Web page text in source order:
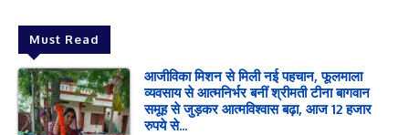
Must Read
आजीविका मिशन से मिली नई पहचान, फूलमाला
व्यवसाय से आत्मनिर्भर बनीं श्रीमती टीना बागवान
समूह से जुड़कर आत्मविश्वास बढ़ा, आज 12 हजार
रुपये से...